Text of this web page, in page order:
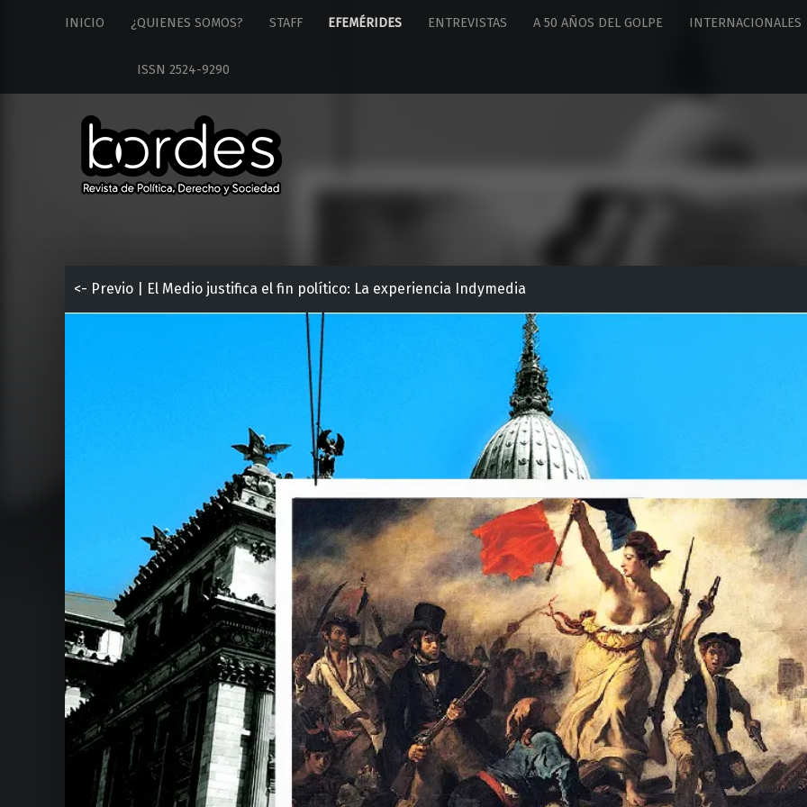
INICIO ¿QUIENES SOMOS? STAFF EFEMÉRIDES ENTREVISTAS A 50 AÑOS DEL GOLPE INTERNACIONALES
ISSN 2524-9290
<- Previo | El Medio justifica el fin político: La experiencia Indymedia